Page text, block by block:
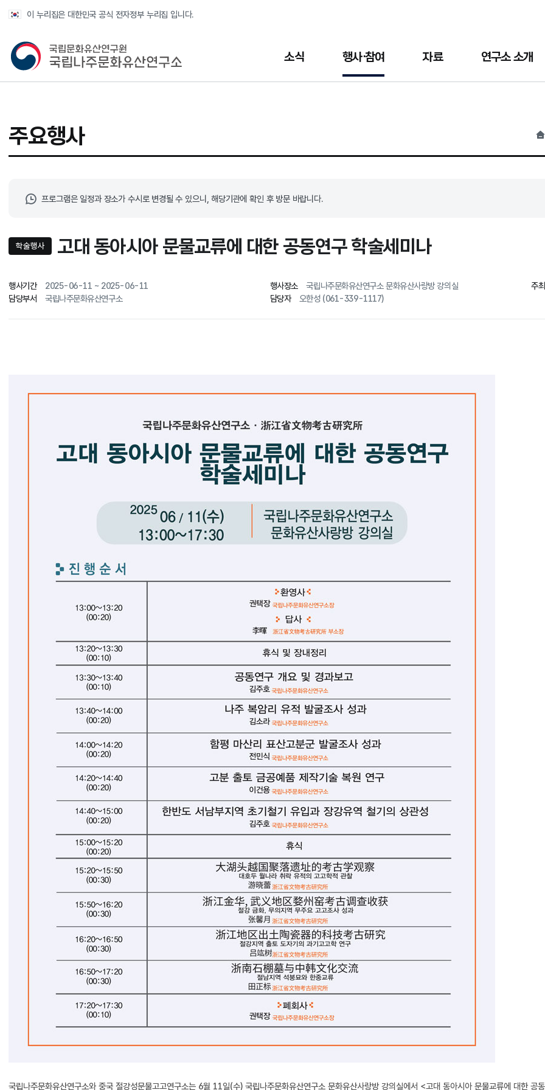
이 누리집은 대한민국 공식 전자정부 누리집 입니다.
국가유산청 국립나주문화유산연구소 소식 행사·참여 자료 연구소 소개
주요행사 홈
프로그램은 일정과 장소가 수시로 변경될 수 있으니, 해당기관에 확인 후 방문 바랍니다.
학술행사 고대 동아시아 문물교류에 대한 공동연구 학술세미나
행사기간 2025-06-11 ~ 2025-06-11 행사장소 국립나주문화유산연구소 문화유산사랑방 강의실 주최
담당부서
국립나주문화유산연구소 담당자 오한성 (061-339-1117)
국립나주문화유산연구소와 중국 절강성문물고고연구소는 6월 11일(수) 국립나주문화유산연구소 문화유산사랑방 강의실에서 <고대 동아시아 문물교류에 대한 공